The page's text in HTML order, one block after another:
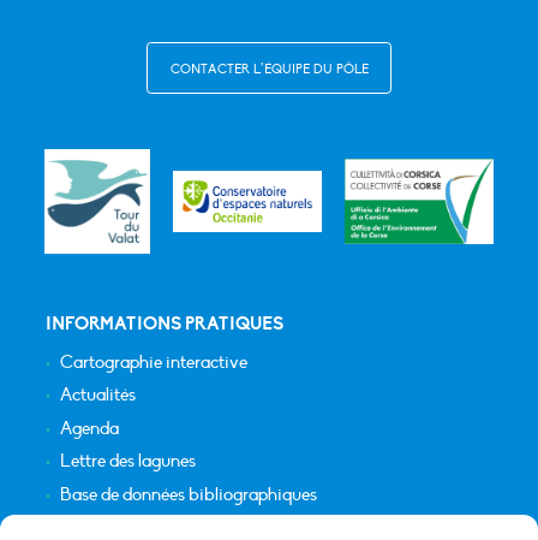
CONTACTER L’ÉQUIPE DU PÔLE
INFORMATIONS PRATIQUES
Cartographie interactive
Actualités
Agenda
Lettre des lagunes
Base de données bibliographiques